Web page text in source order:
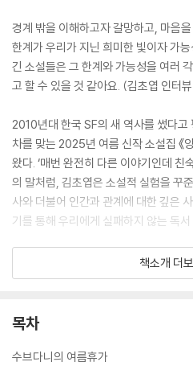
경계 밖을 이해하고자 갈망하고, 마음
한계가 우리가 지닌 희미한 빛이자 가
긴 소설들은 그 한계와 가능성을 여러
고 할 수 있을 것 같아요. (김초엽 인터
2010년대 한국 SF의 새 역사를 썼다고
차를 맞는 2025년 여름 신작 소설집 《
왔다. ‘매번 완전히 다른 이야기인데 친
의 말처럼, 김초엽은 소설적 실험을 꾸
사와 더불어 인간과 관계에 대한 깊은
기를 통해 우리에게 실패하지 않는 독
이번 책에는 인간성의 본질에 관해 다
단편소설이 담겼다. “인간의 재료가 달
루는 〈수브다니의 여름휴가〉, 한 몸에
‘정상성’ 규범 밖에 존재했던 정체성을
책소개 더
목차
수브다니의 여름휴가